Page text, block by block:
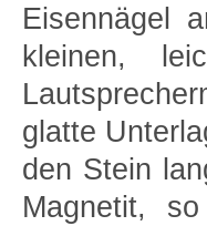
Eisennägel
kleinen,
glatte
den Stein
Magnetit,